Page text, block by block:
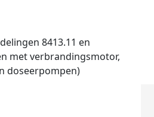
8413.11 en
met verbrandingsmotor,
doseerpompen)